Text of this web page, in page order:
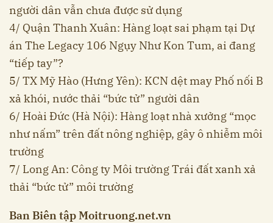
người dân vẫn chưa được sử dụng
4/ Quận Thanh Xuân: Hàng loạt sai phạm tại Dự
án The Legacy 106 Ngụy Như Kon Tum, ai đang
“tiếp tay”?
5/ TX Mỹ Hào (Hưng Yên): KCN dệt may Phố nối B
xả khói, nước thải “bức tử” người dân
6/ Hoài Đức (Hà Nội): Hàng loạt nhà xưởng “mọc
như nấm” trên đất nông nghiệp, gây ô nhiễm môi
trường
7/ Long An: Công ty Môi trường Trái đất xanh xả
thải “bức tử” môi trường
Ban Biên tập Moitruong.net.vn